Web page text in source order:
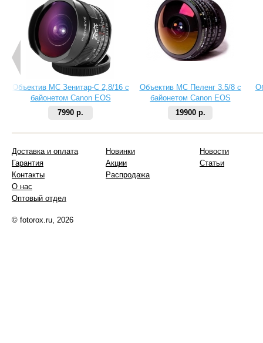
Объектив МС Зенитар-C 2,8/16 с
байонетом Canon EOS
7990 р.
Объектив МС Пеленг 3.5/8 с
байонетом Canon EOS
19900 р.
Доставка и оплата
Гарантия
Контакты
О нас
Оптовый отдел
Новинки
Акции
Распродажа
Новости
Статьи
© fotorox.ru, 2026